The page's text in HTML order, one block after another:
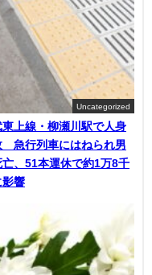
Uncategorized
東上線・柳瀬川駅で人身
急行列車にはねられ男
亡、51本運休で約1万8千
影響